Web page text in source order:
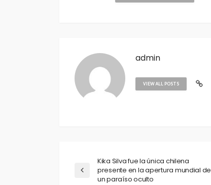
admin
VIEW ALL POSTS
Kika Silva fue la única chilena
presente en la apertura mundial de
un paraíso oculto